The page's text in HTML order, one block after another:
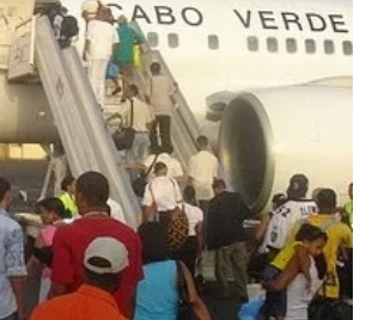
Video: "Tem pessoas ki sa
larga Cabo Verde pa vivi
vida pior na Portugal" -
Dezabafo
LER MAIS